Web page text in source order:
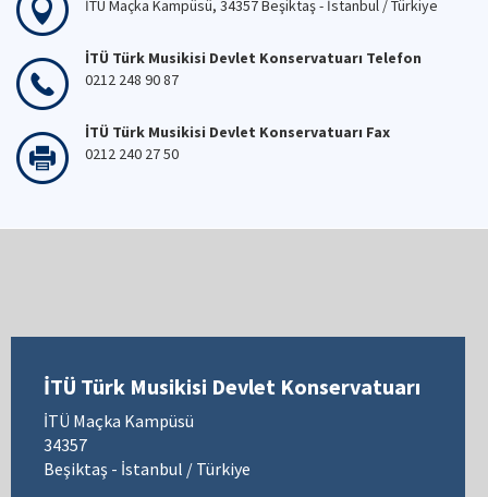
İTÜ Maçka Kampüsü, 34357 Beşiktaş - İstanbul / Türkiye
İTÜ Türk Musikisi Devlet Konservatuarı Telefon
0212 248 90 87
İTÜ Türk Musikisi Devlet Konservatuarı Fax
0212 240 27 50
İTÜ Türk Musikisi Devlet Konservatuarı
İTÜ Maçka Kampüsü
34357
Beşiktaş - İstanbul / Türkiye